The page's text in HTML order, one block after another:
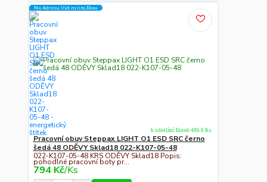
Na Adresu,Výd.místo,Boxu
Pracovní obuv Steppax LIGHT O1 ESD SRC černo
šedá 48 ODĚVY Sklad18 022-K107-05-48
022-K107-05-48 KRS ODĚVY Sklad18 Popis:
pohodlné pracovní boty pr...
794 Kč/Ks
k odeslání Ihned-48h 6 Ks